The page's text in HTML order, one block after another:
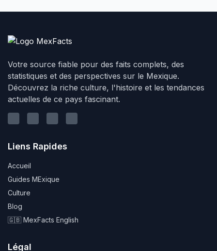
Votre source fiable pour des faits complets, des
statistiques et des perspectives sur le Mexique.
Découvrez la riche culture, l'histoire et les tendances
actuelles de ce pays fascinant.
Liens Rapides
Accueil
Guides MExique
Culture
Blog
🇬🇧 MexFacts English
Légal